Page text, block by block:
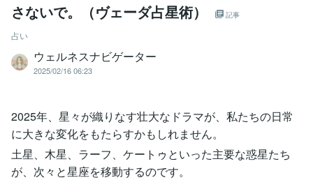
さないで。（ヴェーダ占星術）
記事
占い
ウェルネスナビゲーター
2025/02/16 06:23
2025年、星々が織りなす壮大なドラマが、私たちの日常
に大きな変化をもたらすかもしれません。
土星、木星、ラーフ、ケートゥといった主要な惑星たち
が、次々と星座を移動するのです。